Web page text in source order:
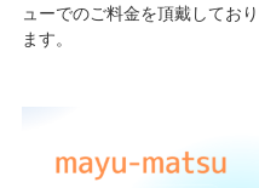
ューでのご料金を頂戴しており
ます。